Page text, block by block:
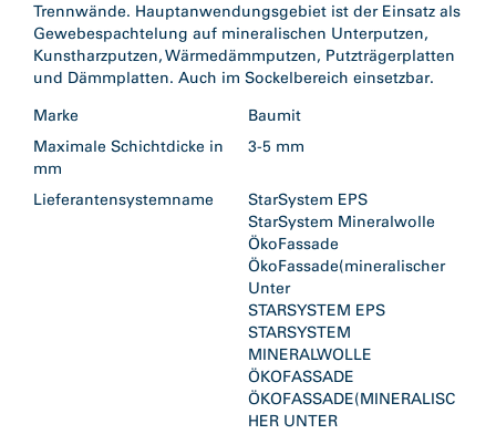
Trennwände. Hauptanwendungsgebiet ist der Einsatz als
Gewebespachtelung auf mineralischen Unterputzen,
Kunstharzputzen, Wärmedämmputzen, Putzträgerplatten
Marke
Baumit
Maximale Schichtdicke in
mm
3-5 mm
Lieferantensystemname
StarSystem EPS
StarSystem Mineralwolle
ÖkoFassade
ÖkoFassade(mineralischer
Unter
STARSYSTEM EPS
STARSYSTEM
MINERALWOLLE
ÖKOFASSADE
ÖKOFASSADE(MINERALISC
HER UNTER